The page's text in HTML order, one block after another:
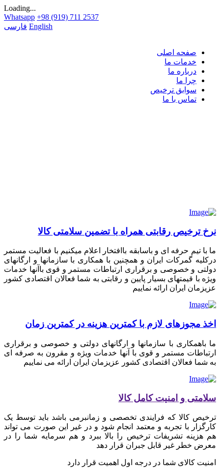
Loading...
Whatsapp +98 (919) 711 2537
فارسی English
صفحه اصلی
خدمات ما
درباره ما
چرا ما
سوابق ترخیص
تماس با ما
نرخ ترخیص رقابتی همراه با تضمین سلامتی کالا
ما با تیم حرفه ای و باسابقه باافتخار اعلام میکنیم با فعالیت مستمر
درکلیه گمرکات ایران و همچنین با همکاری با سازمانها و ارگانهای
دولتی و خصوصی و برقراری ارتباطات مستمر و قوی باآنها خدمات
ویژه با قیمتهای بسیار پایین و رقابتی به شما فعالان اقتصادی کشور
عزیزمان ایران ارائه نماییم
اخذ مجوزهای لازم با کمترین هزینه در کمترین زمان
ما باهمکاری با سازمانها و ارگانهای دولتی و خصوصی و برقراری
ارتباطات مستمر و قوی با آنها خدمات ویژه و مقرون به صرفه ای
به شما فعالان اقتصادی کشور عزیزمان ایران ارائه می نماییم
سلامتی و امنیت کامل کالا
ترخیص کالا که فرایندی تخصصی و زمانبرمی باشد باید توسط یک
کارگزار با تجربه و معتمد انجام شود و در غیر این صورت می تواند
هم هزینه تشریفات ترخیص را بالا ببرد و هم سرمایه شما را در
معرض خطر غیر قابل جبران قرار دهد
امنیت کالای شما در درجه اول اهمیت قرار دارد